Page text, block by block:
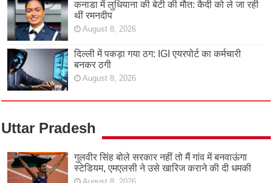
कनाडा में लुधियाना की बेटी की माैत: कैदी को ले जा रही
थीं रमनदीप
August 8, 2026
दिल्ली में पकड़ा गया ठग: IGI एयरपोर्ट का कर्मचारी
बनकर ठगी
August 8, 2026
Uttar Pradesh
गुलवीर सिंह बोले सरकार नहीं तो मैं गांव में बनवाऊंगा
स्टेडियम, एमएलसी ने उसे खारिज कराने की दी धमकी